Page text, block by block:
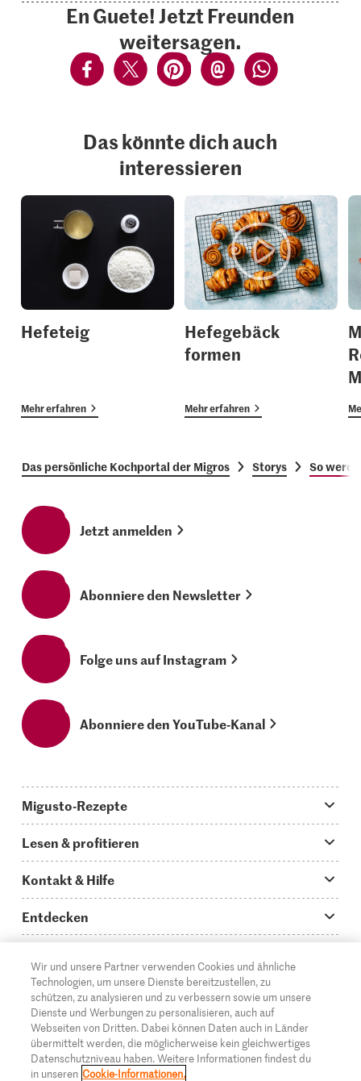
En Guete! Jetzt Freunden
weitersagen.
Das könnte dich auch
interessieren
Hefeteig
Mehr erfahren
Hefegebäck
formen
Mehr erfahren
Das persönliche Kochportal der Migros Storys So
Jetzt anmelden
Abonniere den Newsletter
Folge uns auf Instagram
Abonniere den YouTube-Kanal
Migusto-Rezepte
Was koche ich heute?
Hauptgerichte
Schnelle & einfache Rezepte
Apéro & Fingerfood
Backen
Rezepte für Familien & Kinder
Alle Rezeptkategorien
Lesen & profitieren
Storys
How to-Videos
Glossar
Migusto Login
Migusto Printmagazin
Wettbewerbe
Kontakt & Hilfe
Infos zum Kochen mit Migusto
Kontakt
Mediadaten Werbetreibende
Impressum
Rechtliche Hinweise
Entdecken
Supermarkt
Migros Online
Über die Migros
Filialen
© 2026 Migros-Genossenschafts-Bund
DE FR IT
Wir und unsere Partner verwenden Cookies und ähnliche
Technologien, um unsere Dienste bereitzustellen, zu
schützen, zu analysieren und zu verbessern sowie um unsere
Dienste und Werbungen zu personalisieren, auch auf
Webseiten von Dritten. Dabei können Daten auch in Länder
übermittelt werden, die möglicherweise kein gleichwertiges
Datenschutzniveau haben. Weitere Informationen findest du
in unseren Cookie-Informationen.